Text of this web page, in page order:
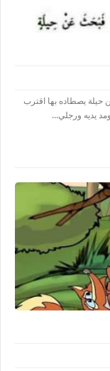
حيلة يصطاده بها اقترب
يديه ورجلي...